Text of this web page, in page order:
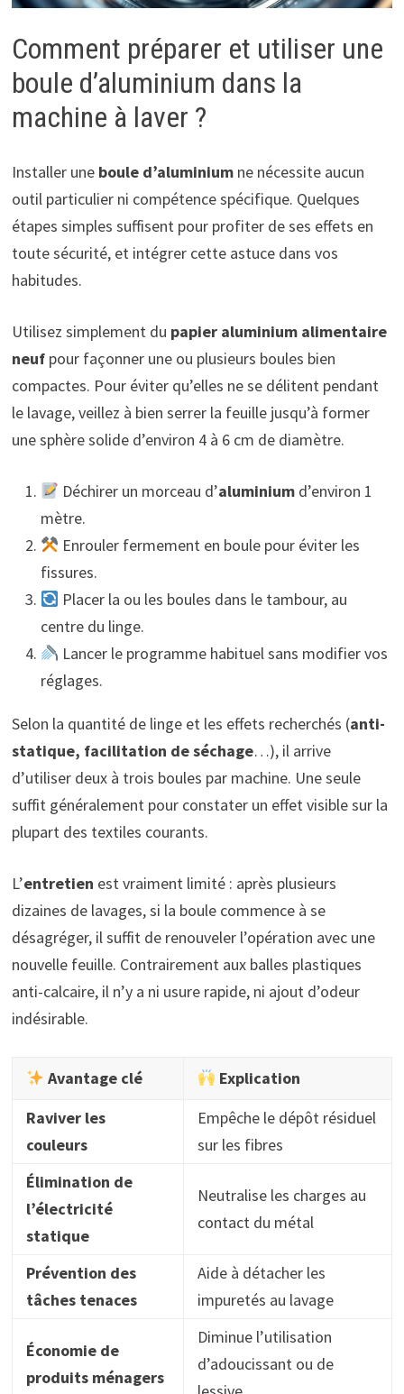
Comment préparer et utiliser une
boule d’aluminium dans la
machine à laver ?
Installer une boule d’aluminiumne nécessite aucun
outil particulier ni compétence spécifique. Quelques
étapes simples suffisent pour profiter de ses effets en
toute sécurité, et intégrer cette astuce dans vos
habitudes.
Utilisez simplement du papier aluminium alimentaire
neufpour façonner une ou plusieurs boules bien
compactes. Pour éviter qu’elles ne se délitent pendant
le lavage, veillez à bien serrer la feuille jusqu’à former
une sphère solide d’environ 4 à 6 cm de diamètre.
Déchirer un morceau d’aluminium d’environ 1
mètre.
Enrouler fermement en boule pour éviter les
fissures.
Placer la ou les boules dans le tambour, au
centre du linge.
Lancer le programme habituel sans modifier vos
réglages.
Selon la quantité de linge et les effets recherchés (anti-
statique, facilitation de séchage…), il arrive
d’utiliser deux à trois boules par machine. Une seule
suffit généralement pour constater un effet visible sur la
plupart des textiles courants.
L’entretien est vraiment limité : après plusieurs
dizaines de lavages, si la boule commence à se
désagréger, il suffit de renouveler l’opération avec une
nouvelle feuille. Contrairement aux balles plastiques
anti-calcaire, il n’y a ni usure rapide, ni ajout d’odeur
indésirable.
Avantage clé
Explication
Raviver les
couleurs
Empêche le dépôt résiduel
sur les fibres
Élimination de
l’électricité
statique
Neutralise les charges au
contact du métal
Prévention des
tâches tenaces
Aide à détacher les
impuretés au lavage
Économie de
produits ménagers
Diminue l’utilisation
d’adoucissant ou de